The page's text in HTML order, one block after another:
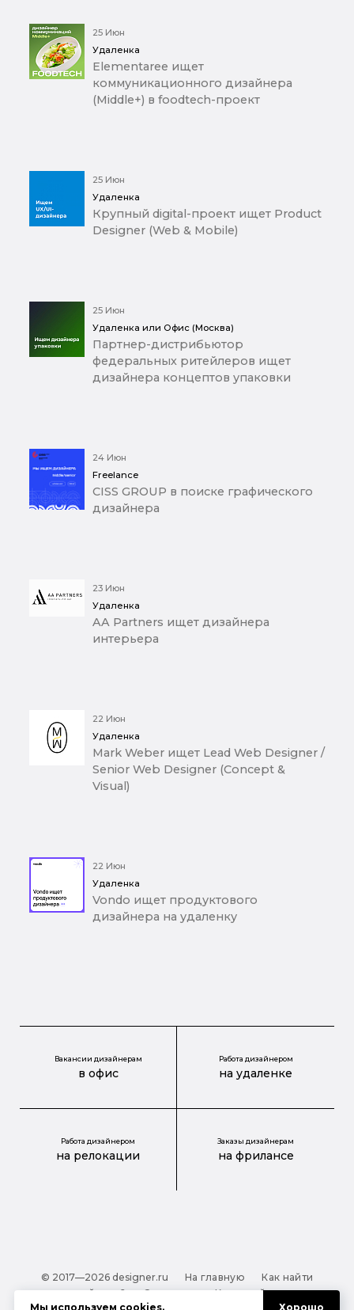
25 Июн
Удаленка
Elementaree ищет
коммуникационного дизайнера
(Middle+) в foodtech-проект
25 Июн
Удаленка
Крупный digital-проект ищет Product
Designer (Web & Mobile)
25 Июн
Удаленка или Офис (Москва)
Партнер-дистрибьютор
федеральных ритейлеров ищет
дизайнера концептов упаковки
24 Июн
Freelance
CISS GROUP в поиске графического
дизайнера
23 Июн
Удаленка
AA Partners ищет дизайнера
интерьера
22 Июн
Удаленка
Mark Weber ищет Lead Web Designer /
Senior Web Designer (Concept &
Visual)
22 Июн
Удаленка
Vondo ищет продуктового
дизайнера на удаленку
Вакансии дизайнерам
в офис
Работа дизайнером
на удаленке
Работа дизайнером
на релокации
Заказы дизайнерам
на фрилансе
© 2017—2026 designer.ru На главную
Как найти
дизайнера?
О проекте
Карта сайта
Мы используем cookies. Хорошо